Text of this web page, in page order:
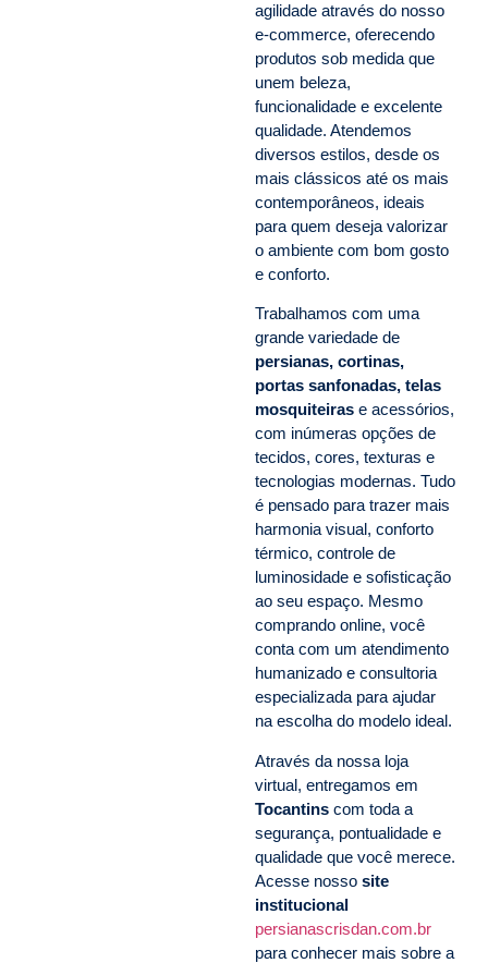
agilidade através do nosso
e-commerce, oferecendo
produtos sob medida que
unem beleza,
funcionalidade e excelente
qualidade. Atendemos
diversos estilos, desde os
mais clássicos até os mais
contemporâneos, ideais
para quem deseja valorizar
o ambiente com bom gosto
e conforto.
Trabalhamos com uma
grande variedade de
persianas, cortinas,
portas sanfonadas, telas
mosquiteiras e acessórios,
com inúmeras opções de
tecidos, cores, texturas e
tecnologias modernas. Tudo
é pensado para trazer mais
harmonia visual, conforto
térmico, controle de
luminosidade e sofisticação
ao seu espaço. Mesmo
comprando online, você
conta com um atendimento
humanizado e consultoria
especializada para ajudar
na escolha do modelo ideal.
Através da nossa loja
virtual, entregamos em
Tocantins com toda a
segurança, pontualidade e
qualidade que você merece.
Acesse nosso site
institucional
persianascrisdan.com.br
para conhecer mais sobre a